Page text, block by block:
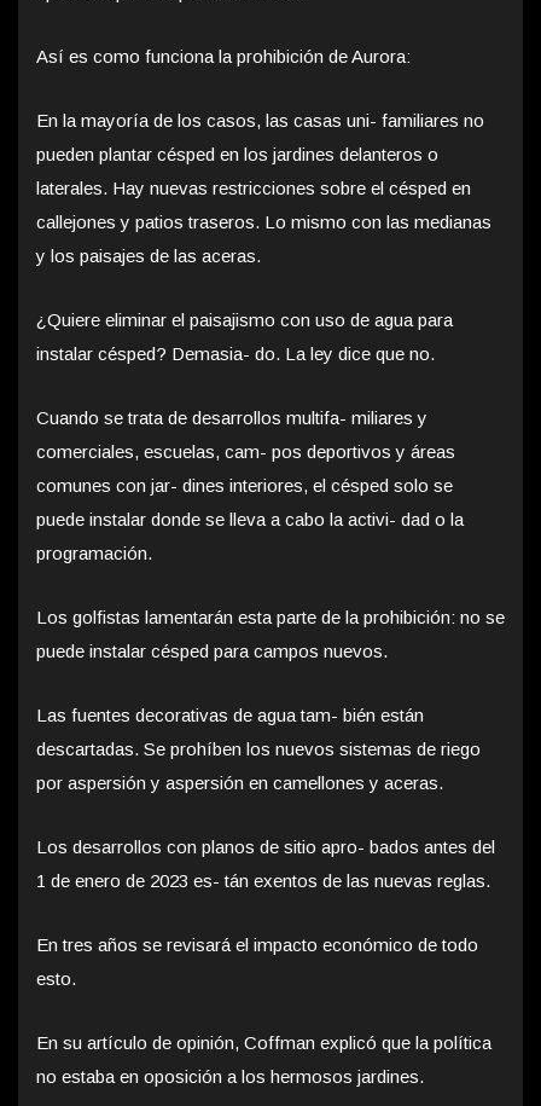
Así es como funciona la prohibición de Aurora:
En la mayoría de los casos, las casas uni- familiares no
pueden plantar césped en los jardines delanteros o
laterales. Hay nuevas restricciones sobre el césped en
callejones y patios traseros. Lo mismo con las medianas
y los paisajes de las aceras.
¿Quiere eliminar el paisajismo con uso de agua para
instalar césped? Demasia- do. La ley dice que no.
Cuando se trata de desarrollos multifa- miliares y
comerciales, escuelas, cam- pos deportivos y áreas
comunes con jar- dines interiores, el césped solo se
puede instalar donde se lleva a cabo la activi- dad o la
programación.
Los golfistas lamentarán esta parte de la prohibición: no se
puede instalar césped para campos nuevos.
Las fuentes decorativas de agua tam- bién están
descartadas. Se prohíben los nuevos sistemas de riego
por aspersión y aspersión en camellones y aceras.
Los desarrollos con planos de sitio apro- bados antes del
1 de enero de 2023 es- tán exentos de las nuevas reglas.
En tres años se revisará el impacto económico de todo
esto.
En su artículo de opinión, Coffman explicó que la política
no estaba en oposición a los hermosos jardines.